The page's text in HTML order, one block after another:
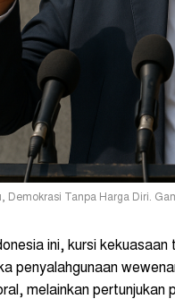
Demokrasi Tanpa Harga Diri.
ini, kursi
penyalahgunaan
melainkan pertunjukan